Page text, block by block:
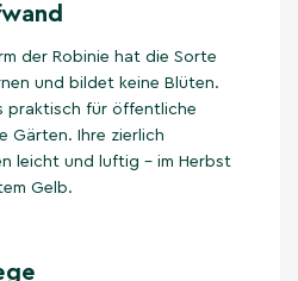
der Robinie hat die Sorte
und bildet keine Blüten.
praktisch für öffentliche
Gärten. Ihre zierlich
leicht und luftig – im Herbst
Gelb.